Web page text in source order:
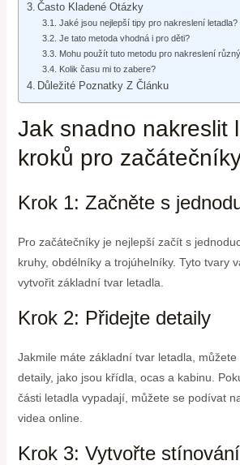
Často Kladené Otázky
Jaké jsou nejlepší tipy pro nakreslení letadla?
Je tato metoda vhodná i pro děti?
Mohu použít tuto metodu pro nakreslení
Kolik času mi to zabere?
Důležité Poznatky Z Článku
Jak snadno nakreslit
kroků pro
Krok 1: Začněte s
Pro začátečníky je nejlepší začít s
kruhy, obdélníky a trojúhelníky. Tyto tvary
vytvořit základní tvar letadla.
Krok 2: Přidejte detaily
Jakmile máte základní tvar letadla,
detaily, jako jsou křídla, ocas a kabinu.
části letadla vypadají, můžete se podívat
videa online.
Krok 3: Vytvořte stínování